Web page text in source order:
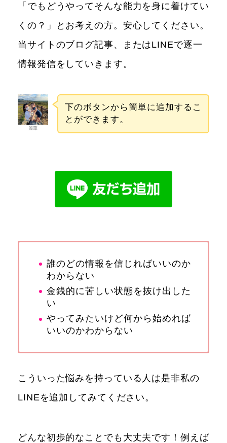
「でもどうやってそんな能力を身に着けてい
くの？」とお考えの方。安心してください。
当サイトのブログ記事、またはLINEで逐一
情報発信をしていきます。
麗華
下のボタンから簡単に追加するこ
とができます。
誰のどの情報を信じればいいのか
わからない
金銭的に苦しい状態を抜け出した
い
やってみたいけど何から始めれば
いいのかわからない
こういった悩みを持っている人は是非私の
LINEを追加してみてください。
どんな初歩的なことでも大丈夫です！例えば